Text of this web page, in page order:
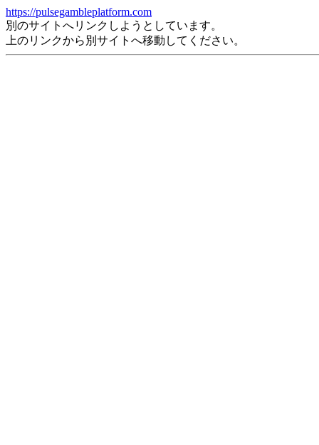
https://pulsegambleplatform.com
別のサイトへリンクしようとしています。
上のリンクから別サイトへ移動してください。